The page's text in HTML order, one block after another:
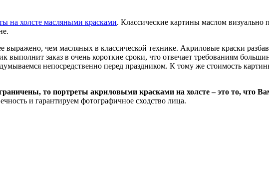
на холсте масляными красками. Классические картины маслом
чем масляных в классической технике. Акриловые краски
выполнит заказ в очень короткие сроки, что отвечает требованиям
непосредственно перед праздником. К тому же стоимость
то портреты акриловыми красками на холсте – это то, что
и гарантируем фотографичное сходство лица.